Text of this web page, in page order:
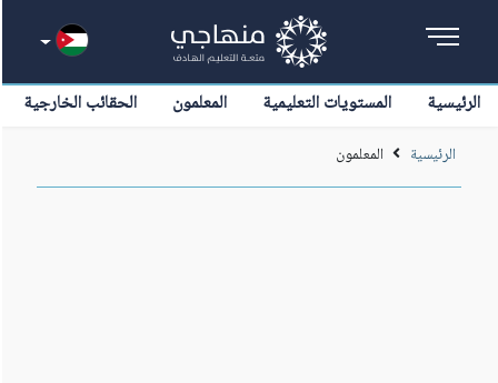
الرئيسية المستويات التعليمية المعلمون الحقائب الخارجية
الرئيسية المعلمون